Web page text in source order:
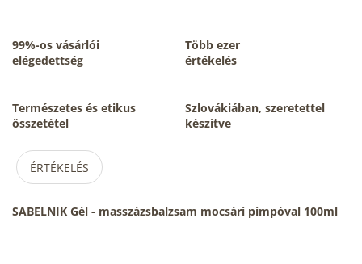
99%-os vásárlói
elégedettség
Több ezer
értékelés
Természetes és etikus
összetétel
Szlovákiában, szeretettel
készítve
ÉRTÉKELÉS
SABELNIK Gél - masszázsbalzsam mocsári pimpóval 100ml